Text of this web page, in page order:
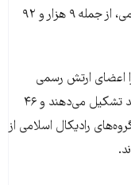
در میان کشته‌شدگان، ۵۶ هزار و ۴۹۵ نفر غیرنظامی، از جمله ۹ هزار و ۹۲
کشته‌شدگان را اعضای ارتش رسمی
سوریه و شبه‌نظامیان نزدیک به حکومت بشار اسد تشکیل می‌دهند و ۴۶
گروه‌های رادیکال اسلامی از